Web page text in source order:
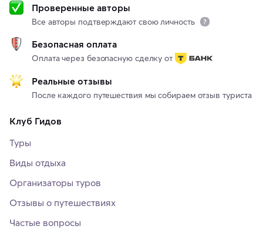
Проверенные авторы
Все авторы подтверждают свою личность
Безопасная оплата
Оплата через безопасную сделку от
Реальные отзывы
После каждого путешествия мы собираем отзыв туриста
Клуб Гидов
Туры
Виды отдыха
Организаторы туров
Отзывы о путешествиях
Частые вопросы